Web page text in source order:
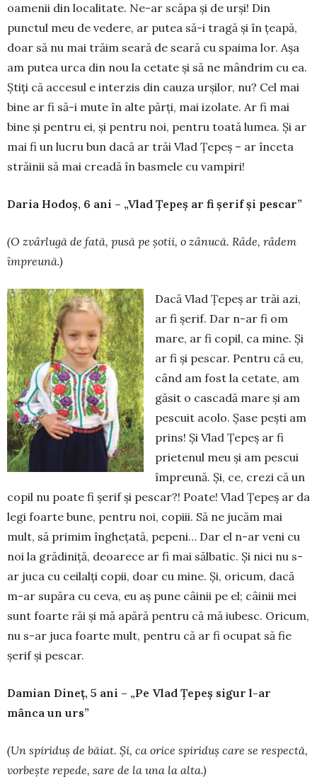
oamenii din localitate. Ne-ar scăpa și de urși! Din
punctul meu de vedere, ar putea să-i tragă și în țeapă,
doar să nu mai trăim seară de seară cu spaima lor. Așa
am putea urca din nou la cetate și să ne mândrim cu ea.
Știți că accesul e interzis din cauza urșilor, nu? Cel mai
bine ar fi să-i mute în alte părți, mai izolate. Ar fi mai
bine și pentru ei, și pentru noi, pentru toată lumea. Și ar
mai fi un lucru bun dacă ar trăi Vlad Țepeș – ar înceta
străinii să mai creadă în basmele cu vampiri!
Daria Hodoș, 6 ani – „Vlad Țepeș ar fi șerif și pescar”
(O zvârlugă de fată, pusă pe șotii, o zânucă. Râde, râdem
împreună.)
Dacă Vlad Țepeș ar trăi azi,
ar fi șerif. Dar n-ar fi om
mare, ar fi copil, ca mi­ne. Și
ar fi și pescar. Pentru că eu,
când am fost la cetate, am
găsit o cascadă mare și am
pescuit acolo. Șase pești am
prins! Și Vlad Țepeș ar fi
prietenul meu și am pescui
împreună. Și, ce, crezi că un
copil nu poate fi șerif și pescar?! Poate! Vlad Țepeș ar da
legi foarte bune, pentru noi, copiii. Să ne jucăm mai
mult, să primim în­ghe­țată, pepeni… Dar el n-ar veni cu
noi la gră­diniță, deoarece ar fi mai sălbatic. Și nici nu s-
ar juca cu ceilalți copii, doar cu mine. Și, oricum, dacă
m-ar supăra cu ceva, eu aș pune câinii pe el; câinii mei
sunt foarte răi și mă apără pentru că mă iubesc. Oricum,
nu s-ar juca foarte mult, pentru că ar fi ocupat să fie
șerif și pescar.
Damian Dineț, 5 ani – „Pe Vlad Țepeș sigur l-ar
mânca un urs”
(Un spiriduș de băiat. Și, ca orice spiriduș care se respectă,
vorbește repede, sare de la una la alta.)